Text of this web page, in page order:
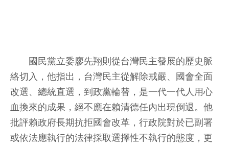
國民黨立委廖先翔則從台灣民主發展的歷史脈
絡切入，他指出，台灣民主從解除戒嚴、國會全面
改選、總統直選，到政黨輪替，是一代一代人用心
血換來的成果，絕不應在賴清德任內出現倒退。他
批評賴政府長期抗拒國會改革，行政院對於已副署
或依法應執行的法律採取選擇性不執行的態度，更